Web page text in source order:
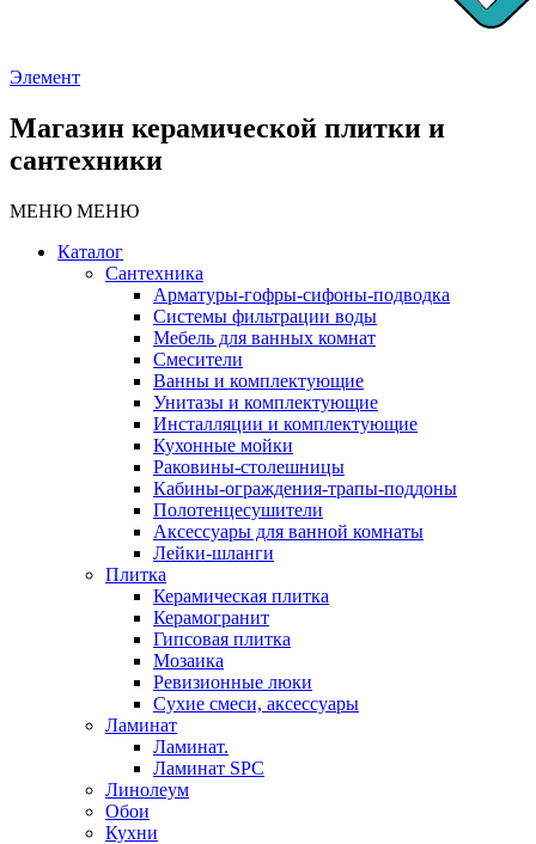
Элемент
Магазин керамической плитки и
сантехники
МЕНЮ МЕНЮ
Каталог
Сантехника
Арматуры-гофры-сифоны-подводка
Системы фильтрации воды
Мебель для ванных комнат
Смесители
Ванны и комплектующие
Унитазы и комплектующие
Инсталляции и комплектующие
Кухонные мойки
Раковины-столешницы
Кабины-ограждения-трапы-поддоны
Полотенцесушители
Аксессуары для ванной комнаты
Лейки-шланги
Плитка
Керамическая плитка
Керамогранит
Гипсовая плитка
Мозаика
Ревизионные люки
Сухие смеси, аксессуары
Ламинат
Ламинат.
Ламинат SPC
Линолеум
Обои
Кухни